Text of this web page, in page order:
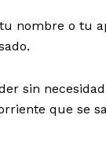
nombre o tu
sin
que se